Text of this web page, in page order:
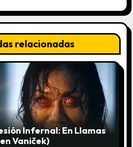
relacionadas
Infernal: En Llamas
Vaniček)